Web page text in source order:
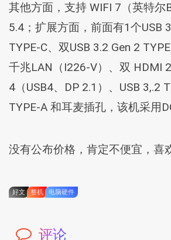
其他方面，支持 WIFI 7（英特尔
5.4；扩展方面，前面有1个USB
TYPE-C、双USB 3.2 Gen 2
千兆LAN（I226-V）、双 HDMI
4（USB4、DP 2.1）、USB 3,.2
TYPE-A 和耳麦插孔，该机采用
没有公布价格，肯定不便宜，喜
好文 整机 电脑硬件
评论